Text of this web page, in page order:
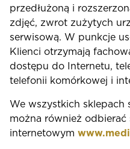
przedłużoną i
zdjęć, zwrot zużytych
serwisową. W punkcje
Klienci otrzymają
dostępu do Internetu,
telefonii komórkowej i
We wszystkich sklepach
można również
internetowym